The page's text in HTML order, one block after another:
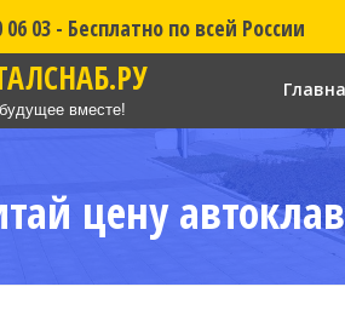
06 03 - Бесплатно по всей России
будущее вместе!
цену